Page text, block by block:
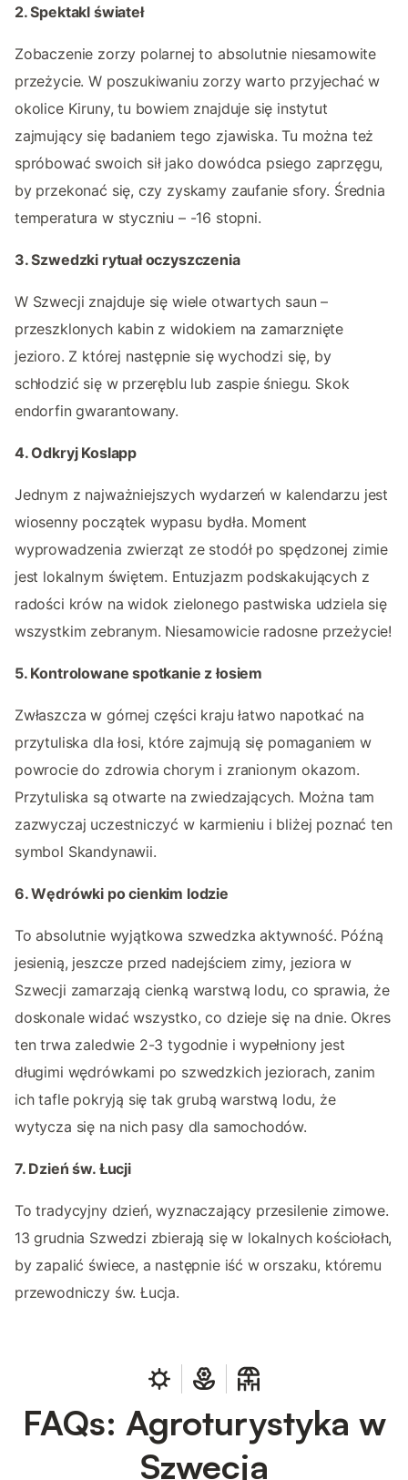
2. Spektakl świateł
Zobaczenie zorzy polarnej to absolutnie niesamowite
przeżycie. W poszukiwaniu zorzy warto przyjechać w
okolice Kiruny, tu bowiem znajduje się instytut
zajmujący się badaniem tego zjawiska. Tu można też
spróbować swoich sił jako dowódca psiego zaprzęgu,
by przekonać się, czy zyskamy zaufanie sfory. Średnia
temperatura w styczniu – -16 stopni.
3. Szwedzki rytuał oczyszczenia
W Szwecji znajduje się wiele otwartych saun –
przeszklonych kabin z widokiem na zamarznięte
jezioro. Z której następnie się wychodzi się, by
schłodzić się w przeręblu lub zaspie śniegu. Skok
endorfin gwarantowany.
4. Odkryj Koslapp
Jednym z najważniejszych wydarzeń w kalendarzu jest
wiosenny początek wypasu bydła. Moment
wyprowadzenia zwierząt ze stodół po spędzonej zimie
jest lokalnym świętem. Entuzjazm podskakujących z
radości krów na widok zielonego pastwiska udziela się
wszystkim zebranym. Niesamowicie radosne przeżycie!
5. Kontrolowane spotkanie z łosiem
Zwłaszcza w górnej części kraju łatwo napotkać na
przytuliska dla łosi, które zajmują się pomaganiem w
powrocie do zdrowia chorym i zranionym okazom.
Przytuliska są otwarte na zwiedzających. Można tam
zazwyczaj uczestniczyć w karmieniu i bliżej poznać ten
symbol Skandynawii.
6. Wędrówki po cienkim lodzie
To absolutnie wyjątkowa szwedzka aktywność. Późną
jesienią, jeszcze przed nadejściem zimy, jeziora w
Szwecji zamarzają cienką warstwą lodu, co sprawia, że
doskonale widać wszystko, co dzieje się na dnie. Okres
ten trwa zaledwie 2-3 tygodnie i wypełniony jest
długimi wędrówkami po szwedzkich jeziorach, zanim
ich tafle pokryją się tak grubą warstwą lodu, że
wytycza się na nich pasy dla samochodów.
7. Dzień św. Łucji
To tradycyjny dzień, wyznaczający przesilenie zimowe.
13 grudnia Szwedzi zbierają się w lokalnych kościołach,
by zapalić świece, a następnie iść w orszaku, któremu
przewodniczy św. Łucja.
FAQs: Agroturystyka w
Szwecja